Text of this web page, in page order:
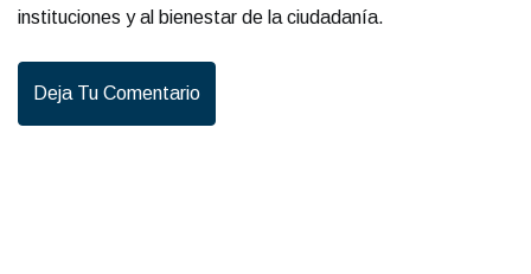
instituciones y al bienestar de la ciudadanía.
Deja Tu Comentario